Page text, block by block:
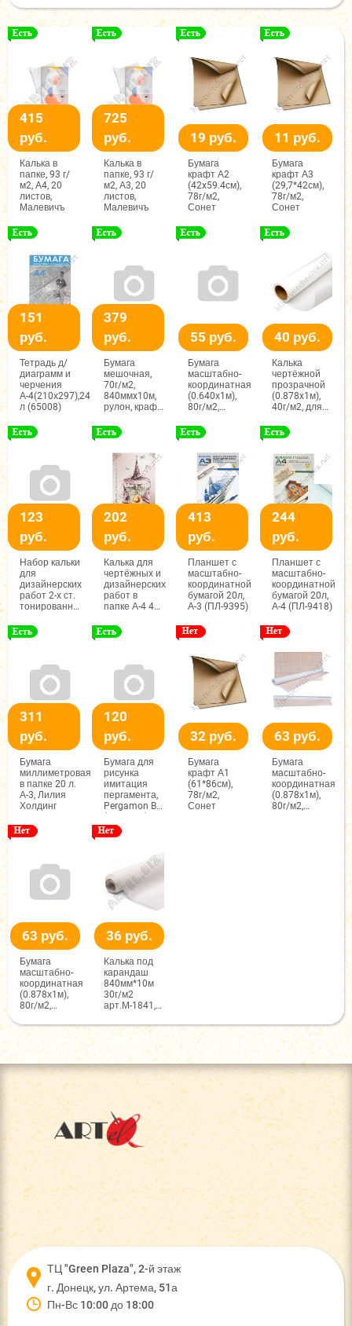
415
руб.
Калька в
папке, 93 г/
м2, А4, 20
листов,
Малевичъ
725
руб.
Калька в
папке, 93 г/
м2, А3, 20
листов,
Малевичъ
19 руб.
Бумага
крафт А2
(42x59.4см),
78г/м2,
Сонет
11 руб.
Бумага
крафт А3
(29,7*42см),
78г/м2,
Сонет
151
руб.
Тетрадь д/
диаграмм и
черчения
А-4(210х297),24
л (65008)
379
руб.
Бумага
мешочная,
70г/м2,
840ммx10м,
рулон, крафт,
Холдинг
55 руб.
Бумага
масштабно-
координатная
(0.640х1м),
80г/м2,
Лилия
Холдинг
40 руб.
Калька
чертёжной
прозрачной
(0.878x1м),
40г/м2, для
хлопком
123
руб.
Набор кальки
для
дизайнерских
работ 2-х ст.
тонированной
Лилия
Холдинг
202
руб.
Калька для
чертёжных и
дизайнерских
работ в
папке А-4 40
Холдинг
413
руб.
Планшет с
масштабно-
координатной
бумагой 20л,
А-3 (ПЛ-9395)
244
руб.
Планшет с
масштабно-
координатной
бумагой 20л,
А-4 (ПЛ-9418)
311
руб.
Бумага
миллиметровая
в папке 20 л.
А-3, Лилия
Холдинг
120
руб.
Бумага для
рисунка
имитация
пергамента,
Pergamon B2
230г/м2,
светло-
32 руб.
Бумага
крафт А1
(61*86см),
78г/м2,
Сонет
63 руб.
Бумага
масштабно-
координатная
(0.878х1м),
80г/м2,
63 руб.
Бумага
масштабно-
координатная
(0.878х1м),
80г/м2,
Лилия
Холдинг
36 руб.
Калька под
карандаш
840мм*10м
30г/м2
арт.М-1841,
ТЦ "Green Plaza", 2-й этаж
г. Донецк, ул. Артема, 51а
Пн-Вс 10:00 до 18:00